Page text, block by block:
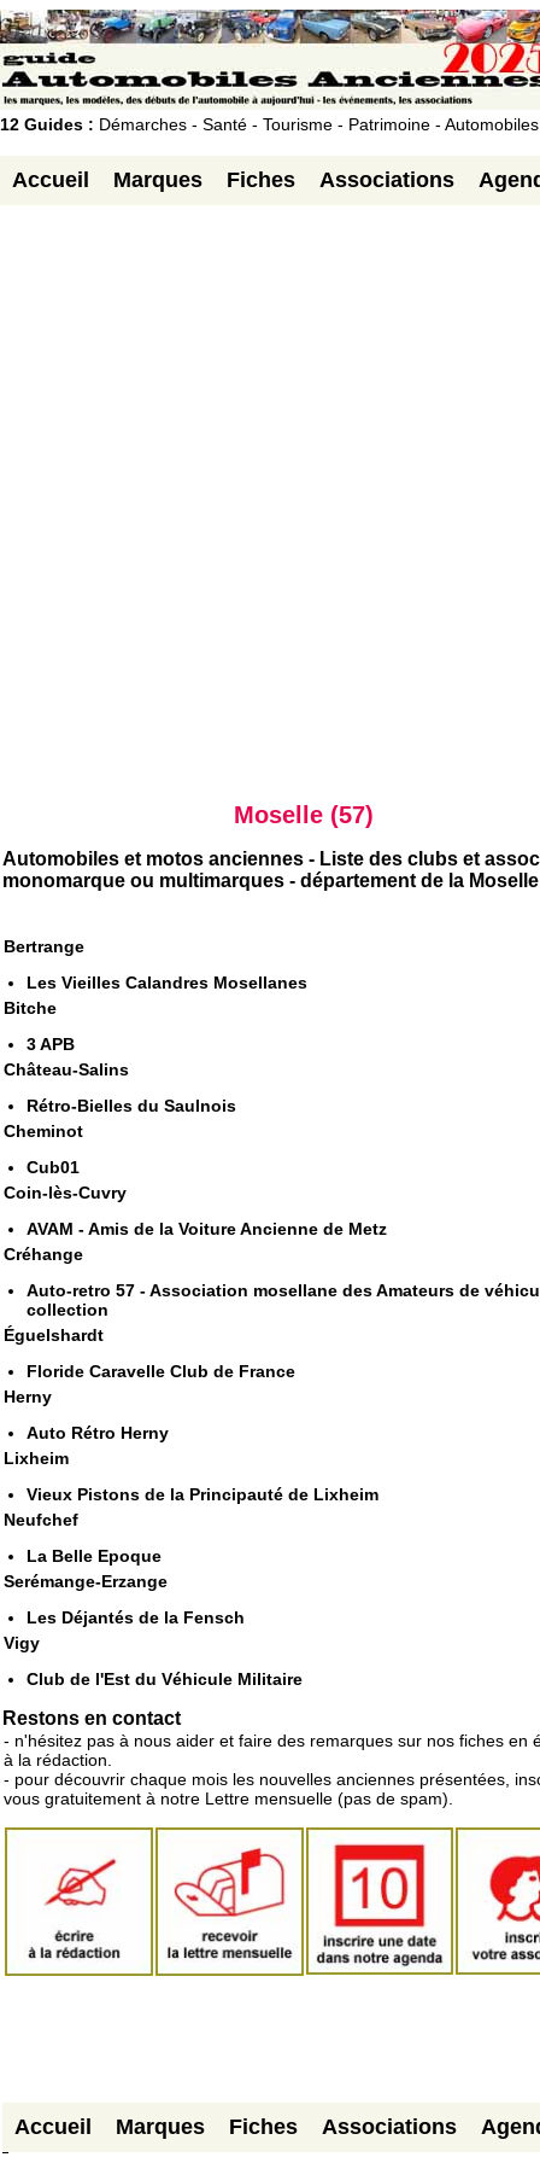
12 Guides : Démarches - Santé - Tourisme - Patrimoine - Automobiles
Accueil Marques Fiches Associations
Moselle (57)
Automobiles et motos anciennes - Liste des clubs et
monomarque ou multimarques - département de la Moselle
Bertrange
Les Vieilles Calandres Mosellanes
Bitche
3 APB
Château-Salins
Rétro-Bielles du Saulnois
Cheminot
Cub01
Coin-lès-Cuvry
AVAM - Amis de la Voiture Ancienne de Metz
Créhange
Auto-retro 57 - Association mosellane des Amateurs de
collection
Éguelshardt
Floride Caravelle Club de France
Herny
Auto Rétro Herny
Lixheim
Vieux Pistons de la Principauté de Lixheim
Neufchef
La Belle Epoque
Serémange-Erzange
Les Déjantés de la Fensch
Vigy
Club de l'Est du Véhicule Militaire
Restons en contact
- n'hésitez pas à nous aider et faire des remarques sur nos fiches en
à la rédaction.
- pour découvrir chaque mois les nouvelles anciennes présentées,
vous gratuitement à notre Lettre mensuelle (pas de spam).
Accueil Marques Fiches Associations